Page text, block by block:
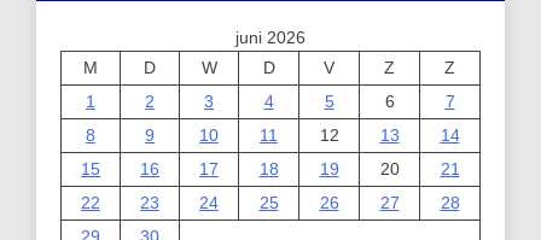
juni 2026
M
D W D V Z
Z
1
2 3 4 5 6
7
8
9 10 11 12 13
14
15
16 17 18 19 20
21
22
23 24 25 26 27
28